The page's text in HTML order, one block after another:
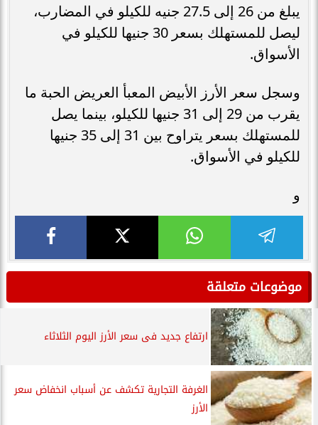
يبلغ من 26 إلى 27.5 جنيه للكيلو في المضارب،
ليصل للمستهلك بسعر 30 جنيها للكيلو في
الأسواق.
وسجل سعر الأرز الأبيض المعبأ العريض الحبة ما
يقرب من 29 إلى 31 جنيها للكيلو، بينما يصل
للمستهلك بسعر يتراوح بين 31 إلى 35 جنيها
للكيلو في الأسواق.
و
موضوعات متعلقة
ارتفاع جديد فى سعر الأرز اليوم الثلاثاء
الغرفة التجارية تكشف عن أسباب انخفاض سعر
الأرز